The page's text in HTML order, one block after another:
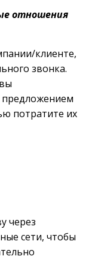
отношения
клиенте,
звонка.
предложением
потратите их
через
сети, чтобы